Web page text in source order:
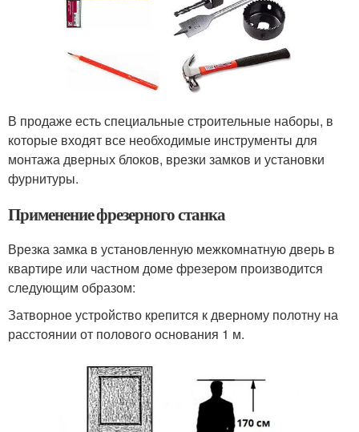
В продаже есть специальные строительные наборы, в
которые входят все необходимые инструменты для
монтажа дверных блоков, врезки замков и установки
фурнитуры.
Применение фрезерного станка
Врезка замка в установленную межкомнатную дверь в
квартире или частном доме фрезером производится
следующим образом:
Затворное устройство крепится к дверному полотну на
расстоянии от полового основания 1 м.